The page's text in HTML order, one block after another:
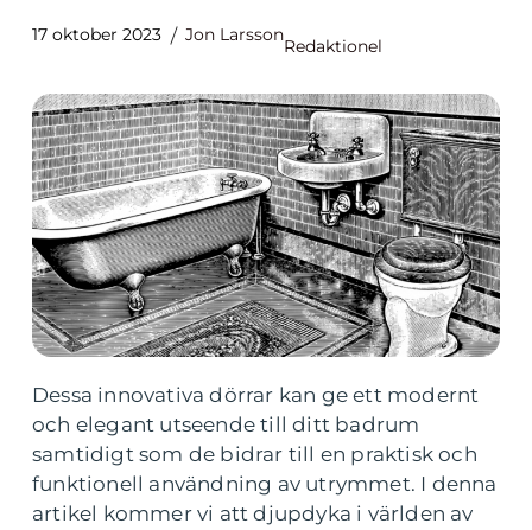
17 oktober 2023 Jon Larsson
Redaktionel
Dessa innovativa dörrar kan ge ett modernt
och elegant utseende till ditt badrum
samtidigt som de bidrar till en praktisk och
funktionell användning av utrymmet. I denna
artikel kommer vi att djupdyka i världen av